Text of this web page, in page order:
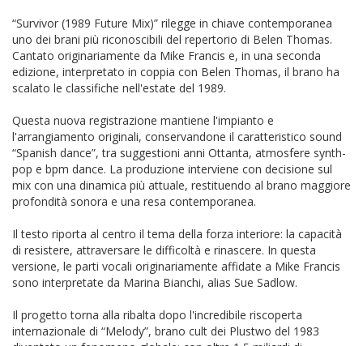
“Survivor (1989 Future Mix)” rilegge in chiave contemporanea
uno dei brani più riconoscibili del repertorio di Belen Thomas.
Cantato originariamente da Mike Francis e, in una seconda
edizione, interpretato in coppia con Belen Thomas, il brano ha
scalato le classifiche nell'estate del 1989.
Questa nuova registrazione mantiene l'impianto e
l'arrangiamento originali, conservandone il caratteristico sound
“Spanish dance”, tra suggestioni anni Ottanta, atmosfere synth-
pop e bpm dance. La produzione interviene con decisione sul
mix con una dinamica più attuale, restituendo al brano maggiore
profondità sonora e una resa contemporanea.
Il testo riporta al centro il tema della forza interiore: la capacità
di resistere, attraversare le difficoltà e rinascere. In questa
versione, le parti vocali originariamente affidate a Mike Francis
sono interpretate da Marina Bianchi, alias Sue Sadlow.
Il progetto torna alla ribalta dopo l'incredibile riscoperta
internazionale di “Melody”, brano cult dei Plustwo del 1983